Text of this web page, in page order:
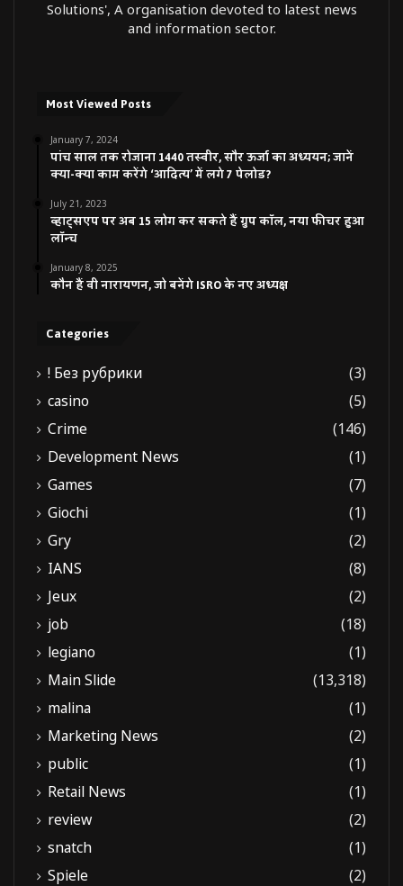
Solutions', A organisation devoted to latest news
and information sector.
Most Viewed Posts
January 7, 2024
पांच साल तक रोजाना 1440 तस्वीर, सौर ऊर्जा का अध्ययन; जानें
क्या-क्या काम करेंगे ‘आदित्य’ में लगे 7 पेलोड?
July 21, 2023
व्हाट्सएप पर अब 15 लोग कर सकते हैं ग्रुप कॉल, नया फीचर हुआ
लॉन्च
January 8, 2025
कौन हैं वी नारायणन, जो बनेंगे ISRO के नए अध्यक्ष
Categories
! Без рубрики
(3)
casino
(5)
Crime
(146)
Development News
(1)
Games
(7)
Giochi
(1)
Gry
(2)
IANS
(8)
Jeux
(2)
job
(18)
legiano
(1)
Main Slide
(13,318)
malina
(1)
Marketing News
(2)
public
(1)
Retail News
(1)
review
(2)
snatch
(1)
Spiele
(2)